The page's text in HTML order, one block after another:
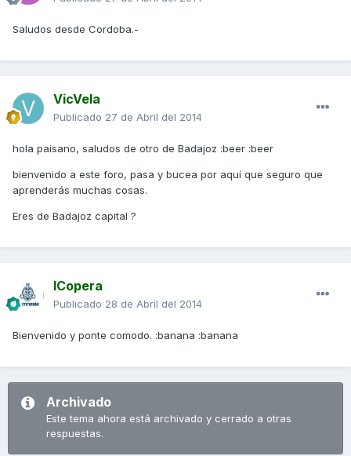
Saludos desde Cordoba.-
VicVela
Publicado 27 de Abril del 2014
hola paisano, saludos de otro de Badajoz :beer :beer
bienvenido a este foro, pasa y bucea por aquí que seguro que
aprenderás muchas cosas.
Eres de Badajoz capital ?
ICopera
Publicado 28 de Abril del 2014
Bienvenido y ponte comodo. :banana :banana
Archivado
Este tema ahora está archivado y cerrado a otras
respuestas.